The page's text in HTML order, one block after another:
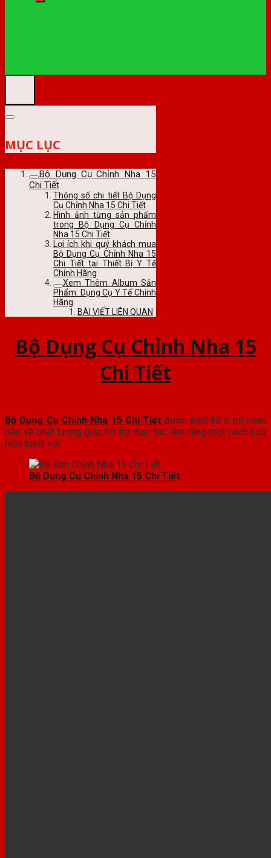
MỤC LỤC
Bộ Dụng Cụ Chỉnh Nha 15
Chi Tiết
Thông số chi tiết Bộ Dụng
Cụ Chỉnh Nha 15 Chi Tiết
Hình ảnh từng sản phẩm
trong Bộ Dụng Cụ Chỉnh
Nha 15 Chi Tiết
Lợi ích khi quý khách mua
Bộ Dụng Cụ Chỉnh Nha 15
Chi Tiết tại Thiết Bị Y Tế
Chính Hãng
Xem Thêm Album Sản
Phẩm: Dụng Cụ Y Tế Chính
Hãng
BÀI VIẾT LIÊN QUAN
Bộ Dụng Cụ Chỉnh Nha 15
Chi Tiết
Bộ Dụng Cụ Chỉnh Nha 15 Chi Tiếtđược thiết kế tỉ mỉ hoàn
hảo về chất lượng giúp hỗ trợ thao tác làm răng một cách hữu
hiệu tuyệt vời.
Bộ Dụng Cụ Chỉnh Nha 15 Chi Tiết